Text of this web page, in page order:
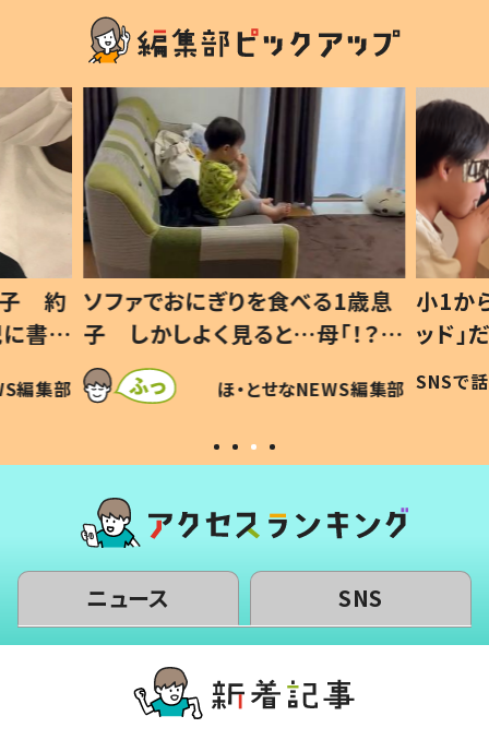
歳息
？」
編集部
小1から不登校、息子は「ギフテ
ッド」だった 父が“ウチ給食”を
作り続ける理由とは #令和の親
#令和の子
SNSで話題 ほ・とせなNEWS編集部
ひ孫
が、抱
「涙
い」
ニュース SNS